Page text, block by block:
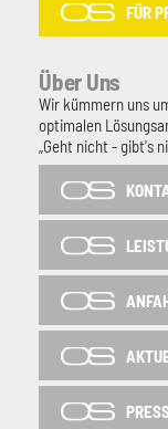
FÜR
Über Uns
Wir kümmern uns
optimalen
„Geht nicht - gibt's